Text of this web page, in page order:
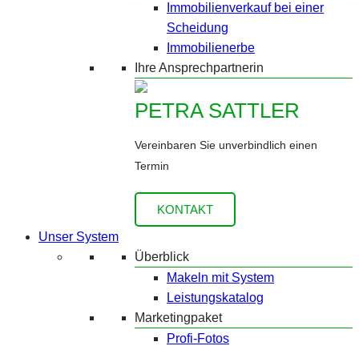
Immobilienverkauf bei einer
Scheidung
Immobilienerbe
Ihre Ansprechpartnerin
PETRA SATTLER
Vereinbaren Sie unverbindlich einen
Termin
KONTAKT
Unser System
Überblick
Makeln mit System
Leistungskatalog
Marketingpaket
Profi-Fotos